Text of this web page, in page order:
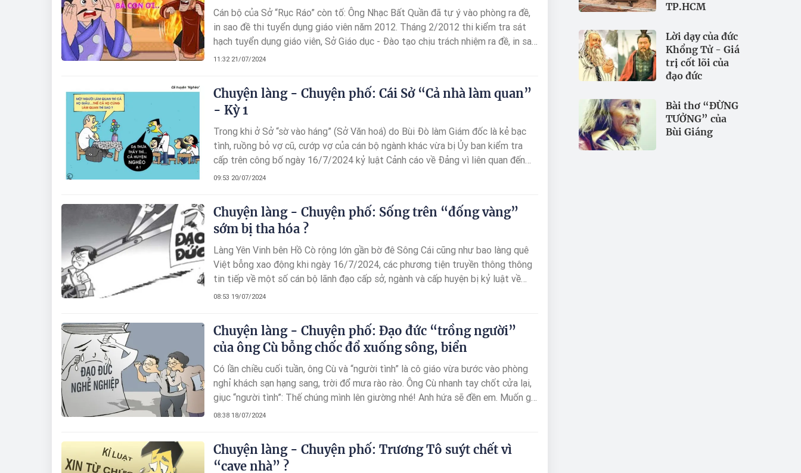
Cán bộ của Sở “Rục Ráo” còn tố: Ông Nhạc Bất Quần đã tự ý vào phòng ra đề,
in sao đề thi tuyển dụng giáo viên năm 2012. Tháng 2/2012 thi kiểm tra sát
hạch tuyển dụng giáo viên, Sở Giáo dục - Đào tạo chịu trách nhiệm ra đề, in sao
đề thi chung cho toàn tỉnh thực hành 1 (soan giáo án 01 tiết dạy), thực hành 3
11:32 21/07/2024
Chuyện làng - Chuyện phố: Cái Sở “Cả nhà làm quan”
- Kỳ 1
Trong khi ở Sở “sờ vào háng” (Sở Văn hoá) do Bùi Đò làm Giám đốc là kẻ bạc
tình, ruồng bỏ vợ cũ, cướp vợ của cán bộ ngành khác vừa bị Ủy ban kiểm tra
cấp trên công bố ngày 16/7/2024 kỷ luật Cảnh cáo về Đảng vì liên quan đến
tiêu cực, tham nhũng thì Sở Giáo dục - Đào tạo cũng không kém phần rung
vấn đề. Đây là Sở do ông Nhạc Bất Quần từng làm Giám đốc mà dân tỉnh này
gọi là Sở “Rục Ráo” – Sở “Cả nhà làm quan”.
09:53 20/07/2024
Chuyện làng - Chuyện phố: Sống trên “đống vàng”
sớm bị tha hóa ?
Làng Yên Vinh bên Hồ Cò rộng lớn gần bờ đê Sông Cái cũng như bao làng quê
Việt bỗng xao động khi ngày 16/7/2024, các phương tiện truyền thông thông
tin tiếp về một số cán bộ lãnh đạo cấp sở, ngành và cấp huyện bị kỷ luật về
Đảng, trong đó có nhân vật được mênh danh là “Ngọc Biển”, Chủ tịch Hội đồng
nhũng.
08:53 19/07/2024
Chuyện làng - Chuyện phố: Đạo đức “trồng người”
của ông Cù bỗng chốc đổ xuống sông, biển
Có lần chiều cuối tuần, ông Cù và “người tình” là cô giáo vừa bước vào phòng
nghỉ khách sạn hạng sang, trời đổ mưa rào rào. Ông Cù nhanh tay chốt cửa lại,
giục “người tình”: Thế chúng mình lên giường nhé! Anh hứa sẽ đền em. Muốn gì
cũng chiều. Nào em...
08:38 18/07/2024
Chuyện làng - Chuyện phố: Trương Tô suýt chết vì
“cave nhà” ?
TP.HCM
Lời dạy của đức
Khổng Tử - Giá
trị cốt lõi của
đạo đức
Bài thơ “ĐỪNG
TƯỞNG” của
Bùi Giáng